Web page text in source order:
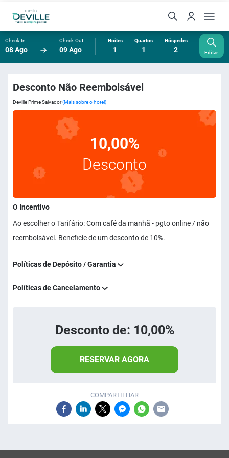
Check-In
08 Ago
Check-Out
09 Ago
Noites
1
Quartos
1
Hóspedes
2 Editar
Desconto Não Reembolsável
Deville Prime Salvador(Mais sobre o hotel)
10,00%
Desconto
O Incentivo
Ao escolher o Tarifário: Com café da manhã - pgto online / não
reembolsável. Beneficie de um desconto de 10%.
Políticas de Depósito / Garantia
Políticas de Cancelamento
Desconto de: 10,00%
RESERVAR AGORA
COMPARTILHAR